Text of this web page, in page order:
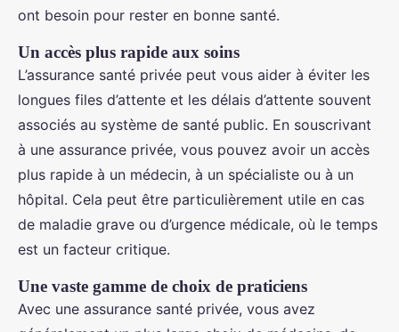
ont besoin pour rester en bonne santé.
Un accès plus rapide aux soins
L’assurance santé privée peut vous aider à éviter les
longues files d’attente et les délais d’attente souvent
associés au système de santé public. En souscrivant
à une assurance privée, vous pouvez avoir un accès
plus rapide à un médecin, à un spécialiste ou à un
hôpital. Cela peut être particulièrement utile en cas
de maladie grave ou d’urgence médicale, où le temps
est un facteur critique.
Une vaste gamme de choix de praticiens
Avec une assurance santé privée, vous avez